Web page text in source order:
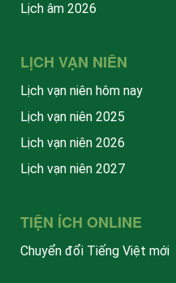
Lịch âm 2026
LỊCH VẠN NIÊN
Lịch vạn niên hôm nay
Lịch vạn niên 2025
Lịch vạn niên 2026
Lịch vạn niên 2027
TIỆN ÍCH ONLINE
Chuyển đổi Tiếng Việt mới